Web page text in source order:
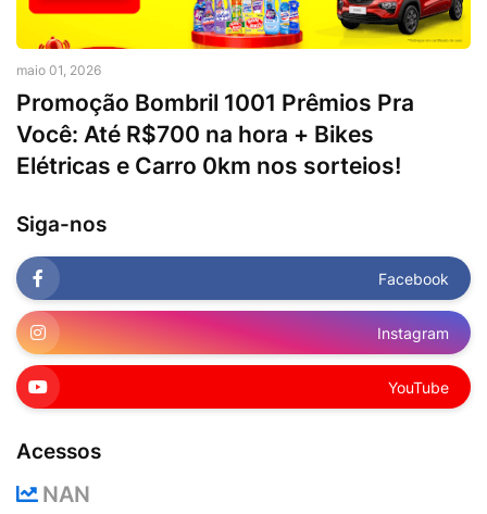
maio 01, 2026
Promoção Bombril 1001 Prêmios Pra
Você: Até R$700 na hora + Bikes
Elétricas e Carro 0km nos sorteios!
Siga-nos
Facebook
Instagram
YouTube
Acessos
NAN